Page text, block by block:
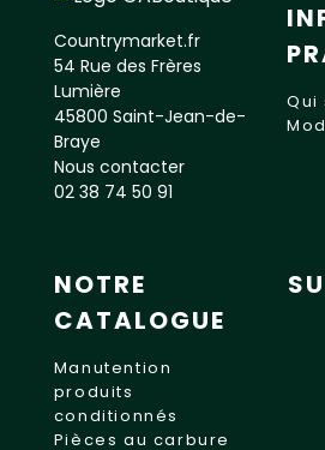
Countrymarket.fr
54 Rue des Frères
Lumière
45800 Saint-Jean-de-
Braye
Nous contacter
02 38 74 50 91
Qui
NOTRE
CATALOGUE
Manutention
produits
conditionnés
Pièces au carbure